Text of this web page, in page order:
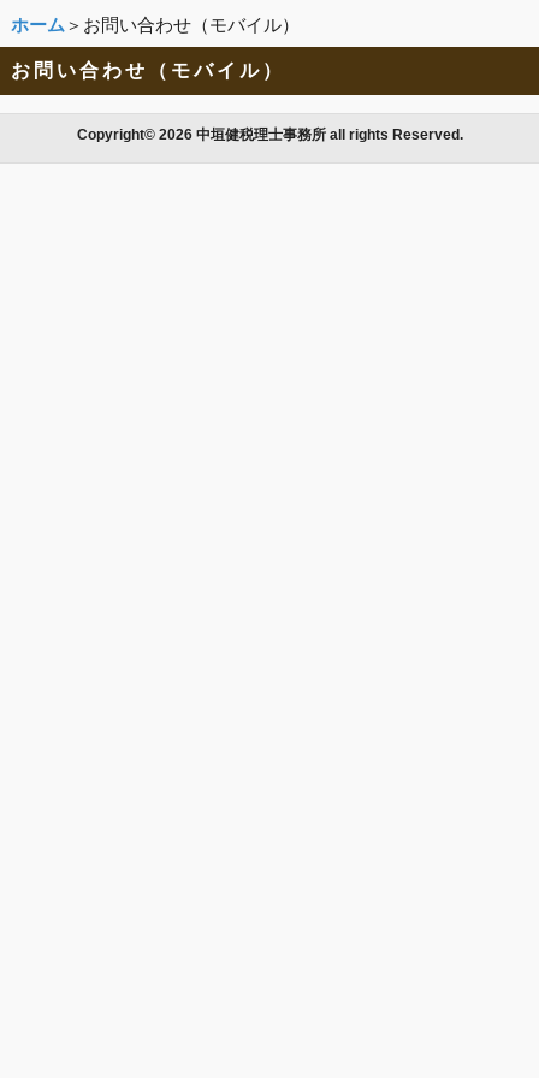
ホーム ＞お問い合わせ（モバイル）
お問い合わせ（モバイル）
Copyright© 2026 中垣健税理士事務所 all rights Reserved.